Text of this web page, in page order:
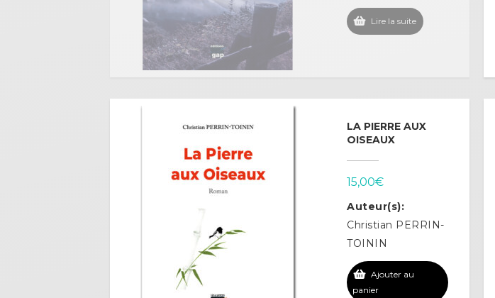
Lire la suite
LA PIERRE AUX
OISEAUX
15,00€
Auteur(s):
Christian PERRIN-
TOININ
Ajouter au
panier